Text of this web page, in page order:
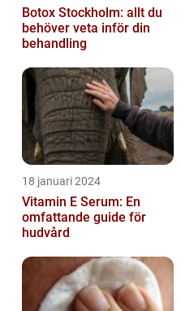
Botox Stockholm: allt du
behöver veta inför din
behandling
18 januari 2024
Vitamin E Serum: En
omfattande guide för
hudvård